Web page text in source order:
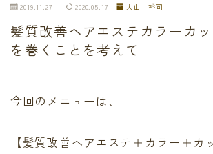
丁寧なカウンセリングで安心のカット
柔らかく、自然で艶のある髪質改善へ
とは？
美艶髪が持続するカットエステ
あなただけの美艶髪へ!
キューティクルを広げて栄養を補給する
プライバシーポリシー
2019.11.27 2020.05.17 大山 裕司
髪質改善ヘアエステカラーカ
を巻くことを考えて
今回のメニューは、
【髪質改善ヘアエステ＋カラー＋カ